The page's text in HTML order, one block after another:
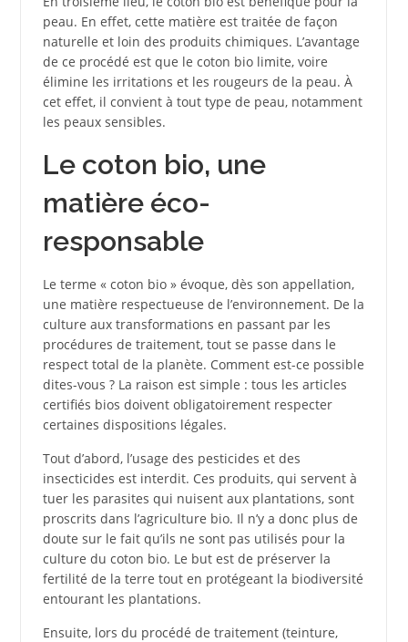
peau. En effet, cette matière est traitée de façon
naturelle et loin des produits chimiques. L’avantage
de ce procédé est que le coton bio limite, voire
élimine les irritations et les rougeurs de la peau. À
cet effet, il convient à tout type de peau, notamment
les peaux sensibles.
Le coton bio, une
matière éco-
responsable
Le terme « coton bio » évoque, dès son appellation,
une matière respectueuse de l’environnement. De la
culture aux transformations en passant par les
procédures de traitement, tout se passe dans le
respect total de la planète. Comment est-ce possible
dites-vous ? La raison est simple : tous les articles
certifiés bios doivent obligatoirement respecter
certaines dispositions légales.
Tout d’abord, l’usage des pesticides et des
insecticides est interdit. Ces produits, qui servent à
tuer les parasites qui nuisent aux plantations, sont
proscrits dans l’agriculture bio. Il n’y a donc plus de
doute sur le fait qu’ils ne sont pas utilisés pour la
culture du coton bio. Le but est de préserver la
fertilité de la terre tout en protégeant la biodiversité
entourant les plantations.
Ensuite, lors du procédé de traitement (teinture,